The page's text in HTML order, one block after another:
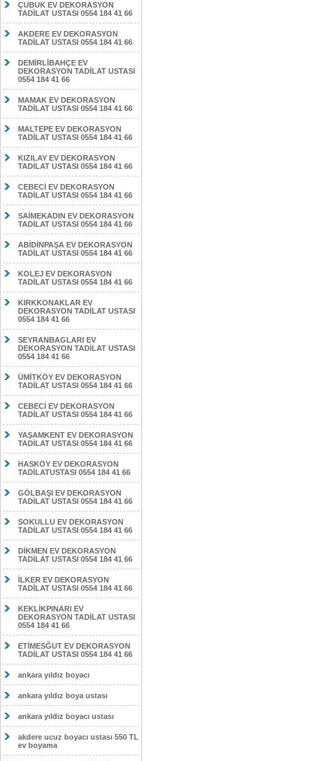
ÇUBUK EV DEKORASYON
TADİLAT USTASI 0554 184 41 66
AKDERE EV DEKORASYON
TADİLAT USTASI 0554 184 41 66
DEMİRLİBAHÇE EV
DEKORASYON TADİLAT USTASI
0554 184 41 66
MAMAK EV DEKORASYON
TADİLAT USTASI 0554 184 41 66
MALTEPE EV DEKORASYON
TADİLAT USTASI 0554 184 41 66
KIZILAY EV DEKORASYON
TADİLAT USTASI 0554 184 41 66
CEBECİ EV DEKORASYON
TADİLAT USTASI 0554 184 41 66
SAİMEKADIN EV DEKORASYON
TADİLAT USTASI 0554 184 41 66
ABİDİNPAŞA EV DEKORASYON
TADİLAT USTASI 0554 184 41 66
KOLEJ EV DEKORASYON
TADİLAT USTASI 0554 184 41 66
KIRKKONAKLAR EV
DEKORASYON TADİLAT USTASI
0554 184 41 66
SEYRANBAGLARI EV
DEKORASYON TADİLAT USTASI
0554 184 41 66
ÜMİTKÖY EV DEKORASYON
TADİLAT USTASI 0554 184 41 66
CEBECİ EV DEKORASYON
TADİLAT USTASI 0554 184 41 66
YAŞAMKENT EV DEKORASYON
TADİLAT USTASI 0554 184 41 66
HASKÖY EV DEKORASYON
TADİLATUSTASI 0554 184 41 66
GÖLBAŞI EV DEKORASYON
TADİLAT USTASI 0554 184 41 66
SOKULLU EV DEKORASYON
TADİLAT USTASI 0554 184 41 66
DİKMEN EV DEKORASYON
TADİLAT USTASI 0554 184 41 66
İLKER EV DEKORASYON
TADİLAT USTASI 0554 184 41 66
KEKLİKPINARI EV
DEKORASYON TADİLAT USTASI
0554 184 41 66
ETİMESĞUT EV DEKORASYON
TADİLAT USTASI 0554 184 41 66
ankara yıldız boyacı
ankara yıldız boya ustası
ankara yıldız boyacı ustası
akdere ucuz boyacı ustası 550 TL
ev boyama